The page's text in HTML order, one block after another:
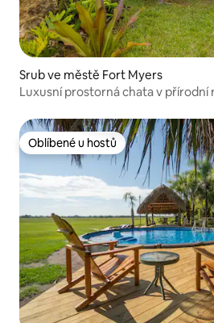
Srub ve městě Fort Myers
Luxusní prostorná chata v přírodní
Oblíbené u hostů
Oblíbené u hostů